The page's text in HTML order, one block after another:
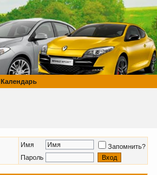
Календарь
Имя
Запомнить?
Пароль